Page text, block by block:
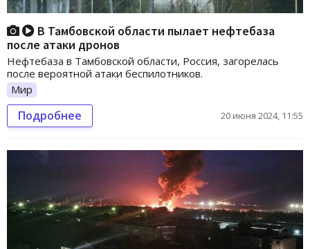
В Тамбовской области пылает нефтебаза
после атаки дронов
Нефтебаза в Тамбовской области, Россия, загорелась
после вероятной атаки беспилотников.
Мир
Подробнее 20 июня 2024, 11:55